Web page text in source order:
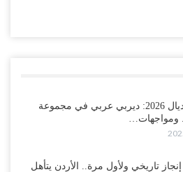
قرعة مونديال 2026: ديربي عربي في مجموعة
ومواجهات…
تاريخي ولأول مرة.. الأردن يتأهل